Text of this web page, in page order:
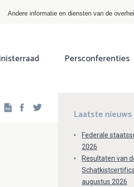
Andere informatie en diensten van de
Persconferenties
Facebook
Laatste
Federale
2026
Resultaten van
augustus 2026